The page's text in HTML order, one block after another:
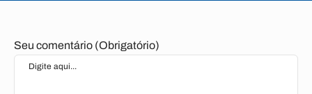
Seu comentário (Obrigatório)